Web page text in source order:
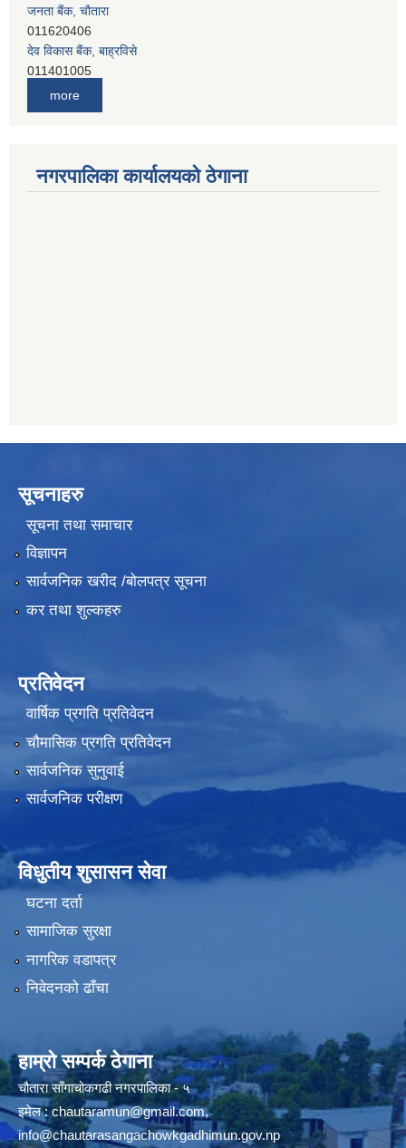
जनता बैंक, चाैतारा
011620406
देव विकास बैंक, बाह्रविसे
011401005
नेपाल क्रेडिट एण्ड कमर्स बैंक, चाैतारा
011620402
more
नगरपालिका कार्यालयको ठेगाना
सूचनाहरु
सूचना तथा समाचार
विज्ञापन
सार्वजनिक खरीद /बोलपत्र सूचना
कर तथा शुल्कहरु
प्रतिवेदन
वार्षिक प्रगति प्रतिवेदन
चौमासिक प्रगति प्रतिवेदन
सार्वजनिक सुनुवाई
सार्वजनिक परीक्षण
विधुतीय शुसासन सेवा
घटना दर्ता
सामाजिक सुरक्षा
नागरिक वडापत्र
निवेदनको ढाँचा
हाम्रो सम्पर्क ठेगाना
चौतारा साँगाचोकगढी नगरपालिका - ५
इमेल :chautaramun@gmail.com,
info@chautarasangachowkgadhimun.gov.np